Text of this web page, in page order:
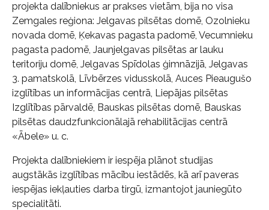
projekta dalībniekus ar prakses vietām, bija no visa
Zemgales reģiona: Jelgavas pilsētas domē, Ozolnieku
novada domē, Ķekavas pagasta padomē, Vecumnieku
pagasta padomē, Jaunjelgavas pilsētas ar lauku
teritoriju domē, Jelgavas Spīdolas ģimnāzijā, Jelgavas
3. pamatskolā, Līvbērzes vidusskolā, Auces Pieaugušo
izglītības un informācijas centrā, Liepājas pilsētas
Izglītības pārvaldē, Bauskas pilsētas domē, Bauskas
pilsētas daudzfunkcionālajā rehabilitācijas centrā
«Ābele» u. c.
Projekta dalībniekiem ir iespēja plānot studijas
augstākās izglītības mācību iestādēs, kā arī paveras
iespējas iekļauties darba tirgū, izmantojot jauniegūto
specialitāti.